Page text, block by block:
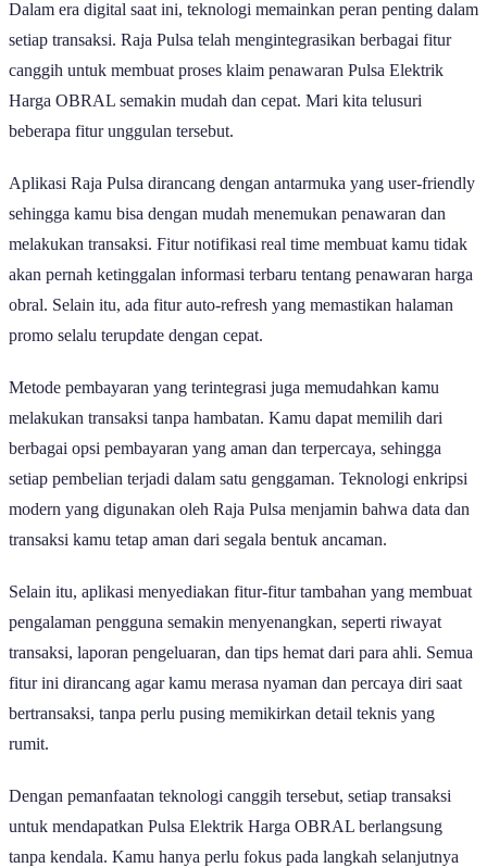
Dalam era digital saat ini, teknologi memainkan peran penting dalam
setiap transaksi. Raja Pulsa telah mengintegrasikan berbagai fitur
canggih untuk membuat proses klaim penawaran Pulsa Elektrik
Harga OBRAL semakin mudah dan cepat. Mari kita telusuri
beberapa fitur unggulan tersebut.
Aplikasi Raja Pulsa dirancang dengan antarmuka yang user-friendly
sehingga kamu bisa dengan mudah menemukan penawaran dan
melakukan transaksi. Fitur notifikasi real time membuat kamu tidak
akan pernah ketinggalan informasi terbaru tentang penawaran harga
obral. Selain itu, ada fitur auto-refresh yang memastikan halaman
promo selalu terupdate dengan cepat.
Metode pembayaran yang terintegrasi juga memudahkan kamu
melakukan transaksi tanpa hambatan. Kamu dapat memilih dari
berbagai opsi pembayaran yang aman dan terpercaya, sehingga
setiap pembelian terjadi dalam satu genggaman. Teknologi enkripsi
modern yang digunakan oleh Raja Pulsa menjamin bahwa data dan
transaksi kamu tetap aman dari segala bentuk ancaman.
Selain itu, aplikasi menyediakan fitur-fitur tambahan yang membuat
pengalaman pengguna semakin menyenangkan, seperti riwayat
transaksi, laporan pengeluaran, dan tips hemat dari para ahli. Semua
fitur ini dirancang agar kamu merasa nyaman dan percaya diri saat
bertransaksi, tanpa perlu pusing memikirkan detail teknis yang
rumit.
Dengan pemanfaatan teknologi canggih tersebut, setiap transaksi
untuk mendapatkan Pulsa Elektrik Harga OBRAL berlangsung
tanpa kendala. Kamu hanya perlu fokus pada langkah selanjutnya